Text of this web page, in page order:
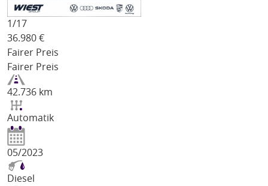
1/17
36.980 €
Fairer Preis
Fairer Preis
42.736 km
Automatik
05/2023
Diesel